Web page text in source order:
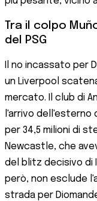
Tra il colpo
del PSG
Il no incassato per
un Liverpool
mercato. Il club di
l'arrivo dell'esterno
per 34,5 milioni di
Newcastle, che
del blitz decisivo di
però, non esclude
strada per